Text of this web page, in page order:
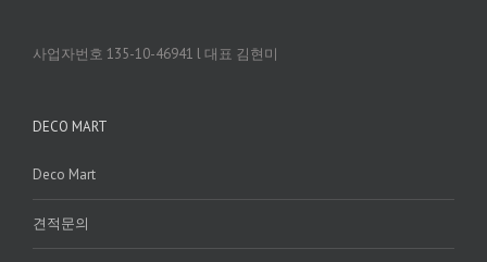
사업자번호 135-10-46941 l 대표 김현미
DECO MART
Deco Mart
견적문의